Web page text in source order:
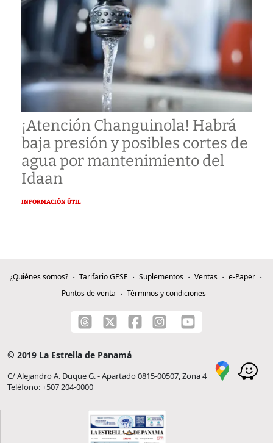
¡Atención Changuinola! Habrá
baja presión y posibles cortes de
agua por mantenimiento del
Idaan
INFORMACIÓN ÚTIL
¿Quiénes somos? Tarifario GESE Suplementos Ventas
e-Paper
Puntos de venta
Términos y condiciones
© 2019 La Estrella de Panamá
C/ Alejandro A. Duque G. - Apartado 0815-00507, Zona 4
Teléfono: +507 204-0000